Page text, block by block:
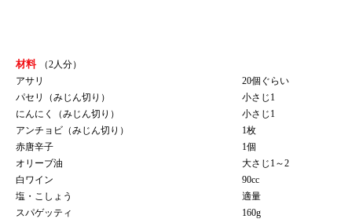
材料
（2人分）
アサリ
20個ぐらい
パセリ（みじん切り）
小さじ1
にんにく（みじん切り）
小さじ1
アンチョビ（みじん切り）
1枚
赤唐辛子
1個
オリーブ油
大さじ1～2
白ワイン
90cc
塩・こしょう
適量
スパゲッティ
160g